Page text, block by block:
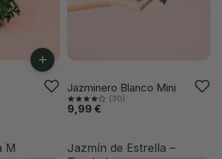
+
VUELVE PRONTO
Jazminero Blanco Mini
(30)
9,99 €
M
Jazmín de Estrella –